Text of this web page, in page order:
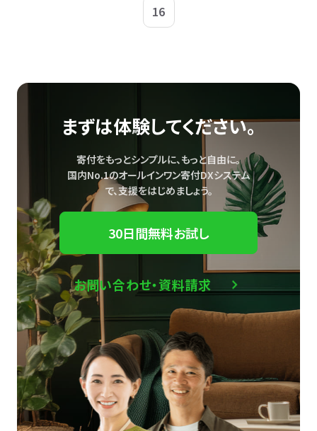
16
まずは体験してください。
寄付をもっとシンプルに、もっと自由に。
国内No.1のオールインワン寄付DXシステム
で、支援をはじめましょう。
30日間無料お試し
お問い合わせ・資料請求